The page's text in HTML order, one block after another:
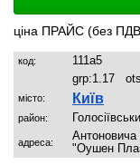
ціна ПРАЙС (без
код:
111a5
grp:1.17
місто: Київ
район:
адреса:
"Оушен